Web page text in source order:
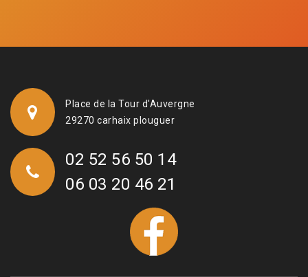
Place de la Tour d'Auvergne
29270 carhaix plouguer
02 52 56 50 14
06 03 20 46 21